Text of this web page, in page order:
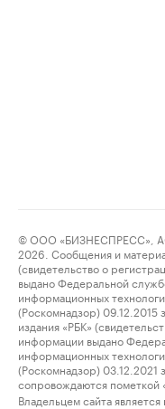
© ООО «БИЗНЕСПРЕСС»,
2026. Сообщения и
(свидетельство о
выдано Федеральной
информационных
(Роскомнадзор)
издания «РБК»
информации выдано
информационных
(Роскомнадзор)
сопровождаются пометкой
Владельцем сайта